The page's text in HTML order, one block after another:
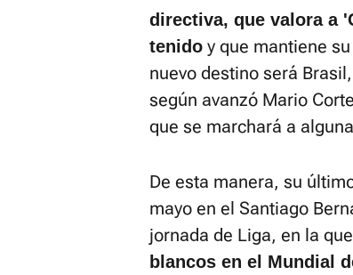
directiva, que valora a
tenido y que mantiene
nuevo destino será Brasil,
según avanzó Mario
que se marchará a
De esta manera, su
mayo en el Santiago
jornada de Liga, en la
blancos en el Mundial